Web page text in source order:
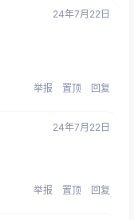
24年7月22日
举报 置顶 回复
24年7月22日
举报 置顶 回复